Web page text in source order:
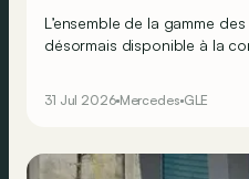
L’ensemble de la gamme
désormais disponible à la
31 Jul 2026 Mercedes GLE